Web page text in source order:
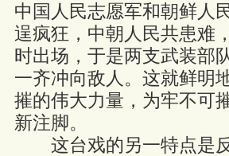
中国人民志愿军和朝鲜人
逞疯狂，中朝人民共患难
时出场，于是两支武装部
一齐冲向敌人。这就鲜明
摧的伟大力量，为牢不可
新注脚。
这台戏的另一特点是反